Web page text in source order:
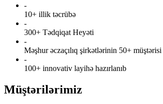
-
10+ illik təcrübə
-
300+ Tədqiqat Heyəti
-
Məşhur əczaçılıq şirkətlərinin 50+ müştərisi
-
100+ innovativ layihə hazırlanıb
Müştərilərimiz